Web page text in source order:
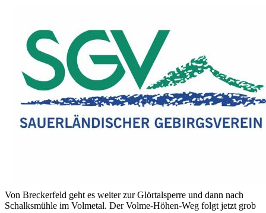
Von Breckerfeld geht es weiter zur Glörtalsperre und dann nach
Schalksmühle im Volmetal. Der Volme-Höhen-Weg folgt jetzt grob